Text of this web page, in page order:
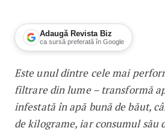
Adaugă Revista Biz
ca sursă preferată în Google
Inovația care purifică
Este unul dintre cele mai
filtrare din lume – transformă
infestată în apă bună de băut,
de kilograme, iar consumul său